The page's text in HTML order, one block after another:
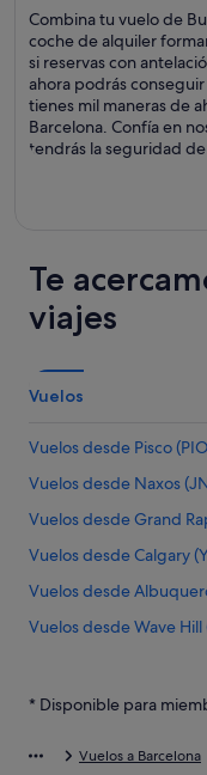
Combina tu vuelo de
coche de alquiler
si reservas con
ahora podrás
tienes mil maneras de
Barcelona. Confía en
tendrás la seguridad
Te
viajes
Vuelos
Vuelos desde Pisco
Vuelos desde Naxos
Vuelos desde Grand
Vuelos desde Calgary
Vuelos desde
Vuelos desde Wave Hill
Vuelos desde Hurghada
Vuelos desde La
* Disponible para
Vuelos a Barcelona